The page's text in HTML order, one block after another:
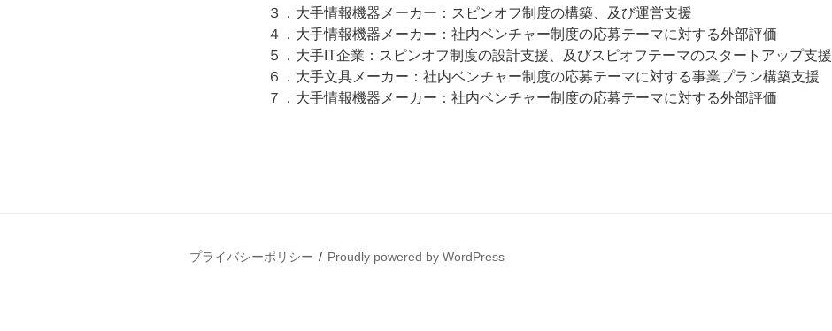
３．大手情報機器メーカー：スピンオフ制度の構築、及び運営支援
４．大手情報機器メーカー：社内ベンチャー制度の応募テーマに対する外部評価
５．大手IT企業：スピンオフ制度の設計支援、及びスピオフテーマのスタートアップ支援
６．大手文具メーカー：社内ベンチャー制度の応募テーマに対する事業プラン構築支援
７．大手情報機器メーカー：社内ベンチャー制度の応募テーマに対する外部評価
プライバシーポリシー Proudly powered by WordPress